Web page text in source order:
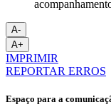
A-
A+
IMPRIMIR
REPORTAR ERROS
Espaço para a